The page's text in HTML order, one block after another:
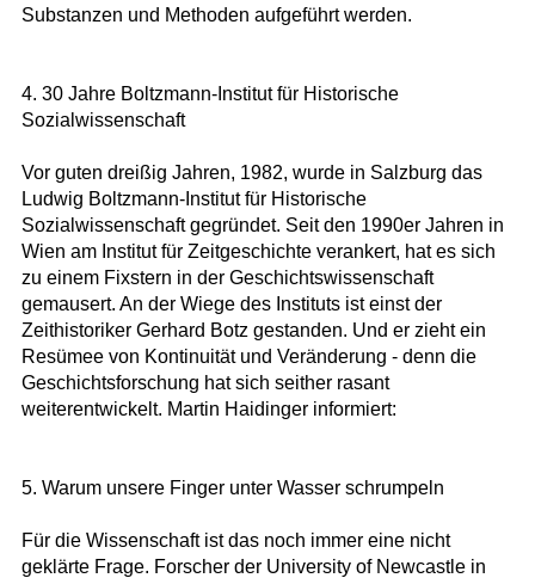
Substanzen und Methoden aufgeführt werden.
4. 30 Jahre Boltzmann-Institut für Historische
Sozialwissenschaft
Vor guten dreißig Jahren, 1982, wurde in Salzburg das
Ludwig Boltzmann-Institut für Historische
Sozialwissenschaft gegründet. Seit den 1990er Jahren in
Wien am Institut für Zeitgeschichte verankert, hat es sich
zu einem Fixstern in der Geschichtswissenschaft
gemausert. An der Wiege des Instituts ist einst der
Zeithistoriker Gerhard Botz gestanden. Und er zieht ein
Resümee von Kontinuität und Veränderung - denn die
Geschichtsforschung hat sich seither rasant
weiterentwickelt. Martin Haidinger informiert:
5. Warum unsere Finger unter Wasser schrumpeln
Für die Wissenschaft ist das noch immer eine nicht
geklärte Frage. Forscher der University of Newcastle in